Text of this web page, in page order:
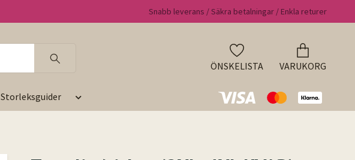
Snabb leverans / Säkra betalningar / Enkla returer
ÖNSKELISTA VARUKORG
Storleksguider